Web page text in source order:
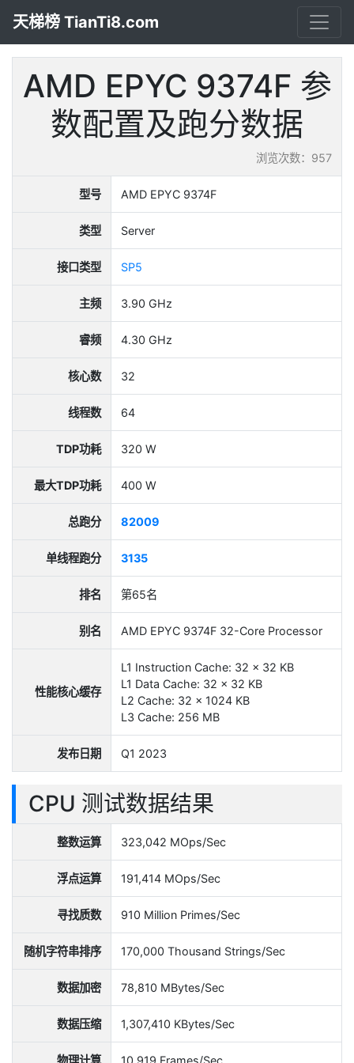
天梯榜 TianTi8.com
AMD EPYC 9374F 参
数配置及跑分数据
浏览次数：957
型号 AMD EPYC 9374F
类型 Server
接口类型 SP5
主频 3.90 GHz
睿频 4.30 GHz
核心数 32
线程数 64
TDP功耗 320 W
最大TDP功耗 400 W
总跑分 82009
单线程跑分 3135
排名 第65名
别名 AMD EPYC 9374F 32-Core Processor
性能核心缓存
L1 Instruction Cache: 32 x 32 KB
L1 Data Cache: 32 x 32 KB
L2 Cache: 32 x 1024 KB
L3 Cache: 256 MB
发布日期 Q1 2023
CPU 测试数据结果
整数运算 323,042 MOps/Sec
浮点运算 191,414 MOps/Sec
寻找质数 910 Million Primes/Sec
随机字符串排序 170,000 Thousand Strings/Sec
数据加密 78,810 MBytes/Sec
数据压缩 1,307,410 KBytes/Sec
物理计算 10,919 Frames/Sec